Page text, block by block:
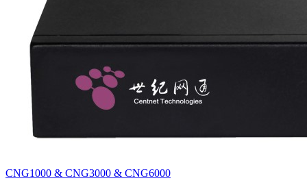
CNG1000 & CNG3000 & CNG6000